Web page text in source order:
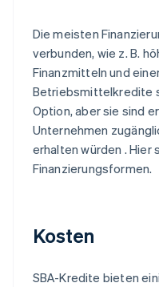
Die meisten
verbunden, wie z. B.
Finanzmitteln und
Betriebsmittelkredite
Option, aber sie sind
Unternehmen
erhalten würden . Hier
Finanzierungsformen.
Kosten
SBA-Kredite bieten